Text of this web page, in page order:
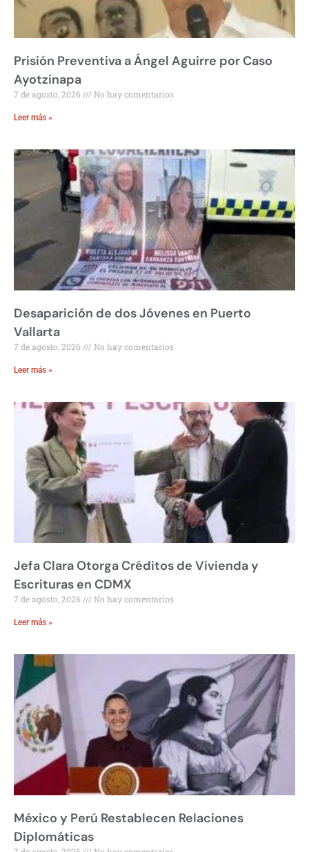
Prisión Preventiva a Ángel Aguirre por Caso
Ayotzinapa
7 de agosto, 2026 No hay comentarios
Leer más »
Desaparición de dos Jóvenes en Puerto
Vallarta
7 de agosto, 2026 No hay comentarios
Leer más »
Jefa Clara Otorga Créditos de Vivienda y
Escrituras en CDMX
7 de agosto, 2026 No hay comentarios
Leer más »
México y Perú Restablecen Relaciones
Diplomáticas